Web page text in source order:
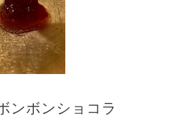
ンボンショコラ